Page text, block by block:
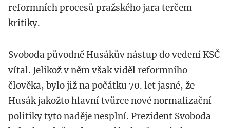
reformních procesů pražského jara terčem
kritiky.
Svoboda původně Husákův nástup do vedení KSČ
vítal. Jelikož v něm však viděl reformního
člověka, bylo již na počátku 70. let jasné, že
Husák jakožto hlavní tvůrce nové normalizační
politiky tyto naděje nesplní. Prezident Svoboda